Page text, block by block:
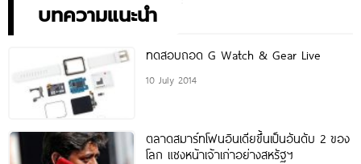
บทความแนะนำ
ทดสอบถอด G Watch & Gear Live
10 July 2014
ตลาดสมาร์ทโฟนอินเดียขึ้นเป็นอันดับ 2 ของ
โลก แซงหน้าเจ้าเก่าอย่างสหรัฐฯ